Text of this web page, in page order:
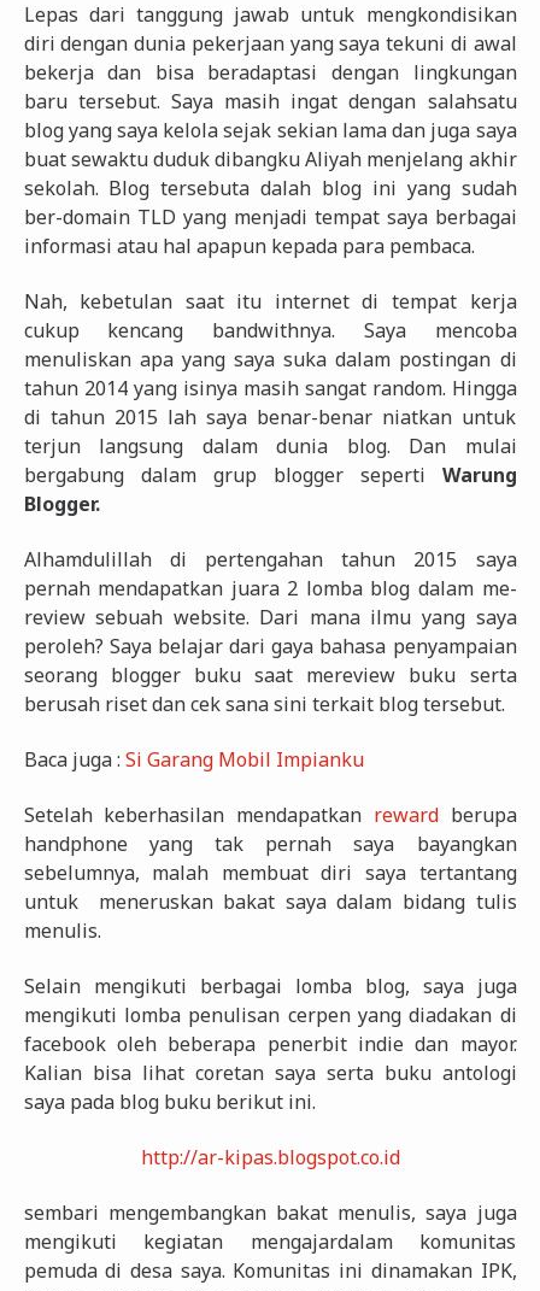
Lepas dari tanggung jawab untuk mengkondisikan
diri dengan dunia pekerjaan yang saya tekuni di awal
bekerja dan bisa beradaptasi dengan lingkungan
baru tersebut. Saya masih ingat dengan salahsatu
blog yang saya kelola sejak sekian lama dan juga saya
buat sewaktu duduk dibangku Aliyah menjelang akhir
sekolah. Blog tersebuta dalah blog ini yang sudah
ber-domain TLD yang menjadi tempat saya berbagai
informasi atau hal apapun kepada para pembaca.
Nah, kebetulan saat itu internet di tempat kerja
cukup kencang bandwithnya. Saya mencoba
menuliskan apa yang saya suka dalam postingan di
tahun 2014 yang isinya masih sangat random. Hingga
di tahun 2015 lah saya benar-benar niatkan untuk
terjun langsung dalam dunia blog. Dan mulai
bergabung dalam grup blogger seperti Warung
Blogger.
Alhamdulillah di pertengahan tahun 2015 saya
pernah mendapatkan juara 2 lomba blog dalam me-
review sebuah website. Dari mana ilmu yang saya
peroleh? Saya belajar dari gaya bahasa penyampaian
seorang blogger buku saat mereview buku serta
berusah riset dan cek sana sini terkait blog tersebut.
Baca juga : Si Garang Mobil Impianku
Setelah keberhasilan mendapatkan rewardberupa
handphone yang tak pernah saya bayangkan
sebelumnya, malah membuat diri saya tertantang
untuk meneruskan bakat saya dalam bidang tulis
menulis.
Selain mengikuti berbagai lomba blog, saya juga
mengikuti lomba penulisan cerpen yang diadakan di
facebook oleh beberapa penerbit indie dan mayor.
Kalian bisa lihat coretan saya serta buku antologi
saya pada blog buku berikut ini.
http://ar-kipas.blogspot.co.id
sembari mengembangkan bakat menulis, saya juga
mengikuti kegiatan mengajardalam komunitas
pemuda di desa saya. Komunitas ini dinamakan IPK,